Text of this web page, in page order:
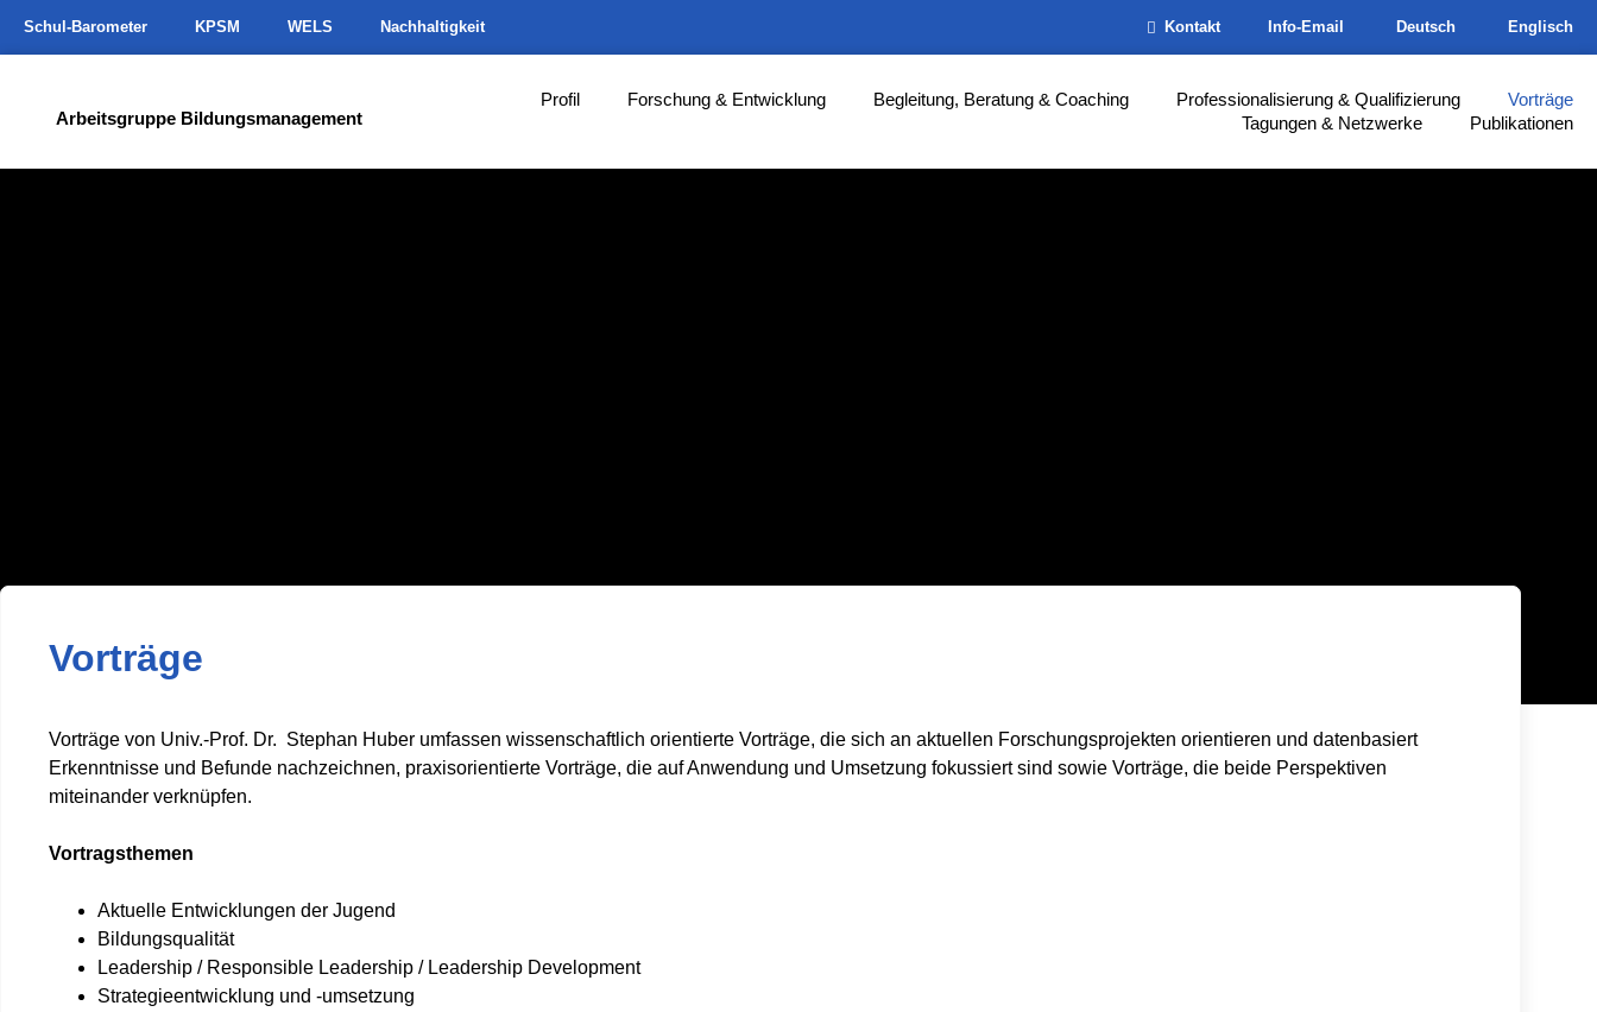
Schul-Barometer KPSM WELS Nachhaltigkeit Kontakt Info-Email Deutsch Englisch
Arbeitsgruppe Bildungsmanagement
Profil Forschung & Entwicklung Begleitung, Beratung & Coaching Professionalisierung & Qualifizierung
Vorträge
Tagungen & Netzwerke
Publikationen
Vorträge
Vorträge von Univ.-Prof. Dr. Stephan Huber umfassen wissenschaftlich orientierte Vorträge, die sich an aktuellen Forschungsprojekten orientieren und datenbasiert
Erkenntnisse und Befunde nachzeichnen, praxisorientierte Vorträge, die auf Anwendung und Umsetzung fokussiert sind sowie Vorträge, die beide Perspektiven
miteinander verknüpfen.
Vortragsthemen
Aktuelle Entwicklungen der Jugend
Bildungsqualität
Leadership / Responsible Leadership / Leadership Development
Strategieentwicklung und -umsetzung